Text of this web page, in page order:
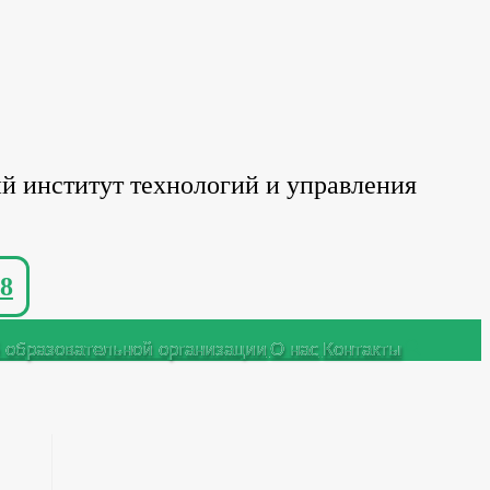
институт технологий и управления
организацииО нас Контакты